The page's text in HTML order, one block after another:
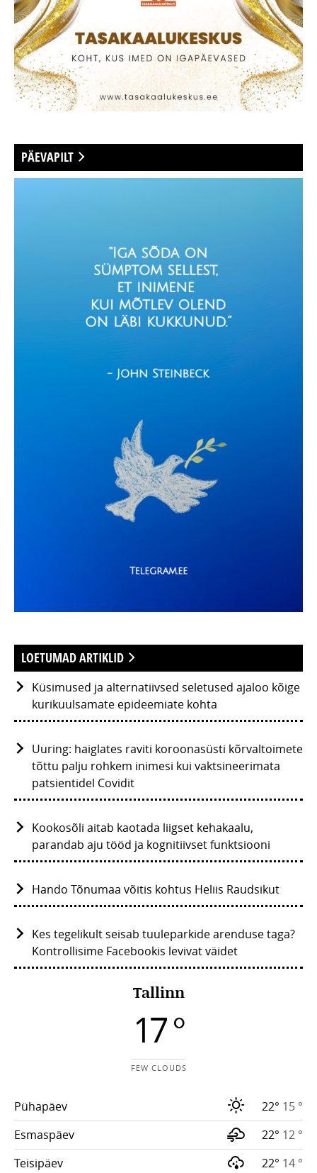
PÄEVAPILT
LOETUMAD ARTIKLID
Küsimused ja alternatiivsed seletused ajaloo kõige
kurikuulsamate epideemiate kohta
Uuring: haiglates raviti koroonasüsti kõrvaltoimete
tõttu palju rohkem inimesi kui vaktsineerimata
patsientidel Covidit
Kookosõli aitab kaotada liigset kehakaalu,
parandab aju tööd ja kognitiivset funktsiooni
Hando Tõnumaa võitis kohtus Heliis Raudsikut
Kes tegelikult seisab tuuleparkide arenduse taga?
Kontrollisime Facebookis levivat väidet
Tallinn
17 °
FEW CLOUDS
Pühapäev 22° 15 °
Esmaspäev
22° 12 °
Teisipäev
22° 14 °